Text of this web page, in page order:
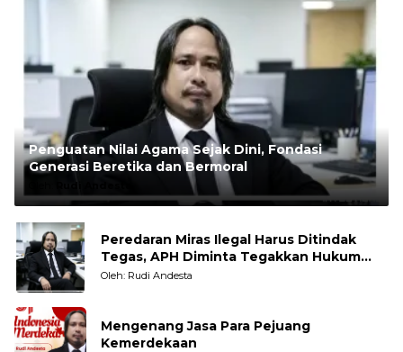
Penguatan Nilai Agama Sejak Dini, Fondasi
Generasi Beretika dan Bermoral
Rudi Andesta
Peredaran Miras Ilegal Harus Ditindak
Tegas, APH Diminta Tegakkan Hukum
Tanpa Pandang Bulu
Oleh: Rudi Andesta
Mengenang Jasa Para Pejuang
Kemerdekaan